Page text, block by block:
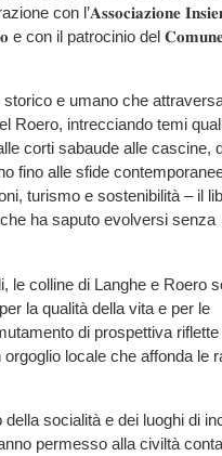
con l’𝐀𝐬𝐬𝐨𝐜𝐢𝐚𝐳𝐢𝐨𝐧𝐞
e con il patrocinio del
e umano che
Roero, intrecciando temi
corti sabaude alle cascine,
fino alle sfide
turismo e sostenibilità – il
ha saputo evolversi senza
le colline di Langhe e Roero
la qualità della vita e per le
di prospettiva riflette
locale che affonda le
socialità e dei luoghi di
permesso alla civiltà